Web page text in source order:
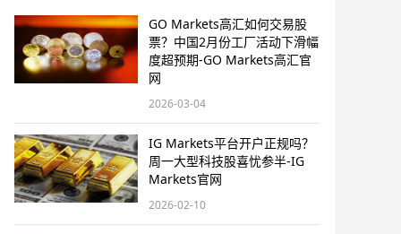
GO Markets高汇如何交易股
票？中国2月份工厂活动下滑幅
度超预期-GO Markets高汇官
网
2026-03-04
IG Markets平台开户正规吗？
周一大型科技股喜忧参半-IG
Markets官网
2026-02-10